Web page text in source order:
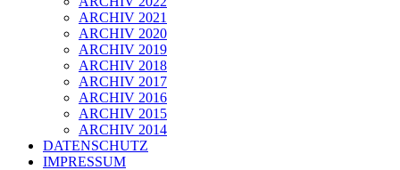
ARCHIV 2021
ARCHIV 2020
ARCHIV 2019
ARCHIV 2018
ARCHIV 2017
ARCHIV 2016
ARCHIV 2015
ARCHIV 2014
DATENSCHUTZ
IMPRESSUM